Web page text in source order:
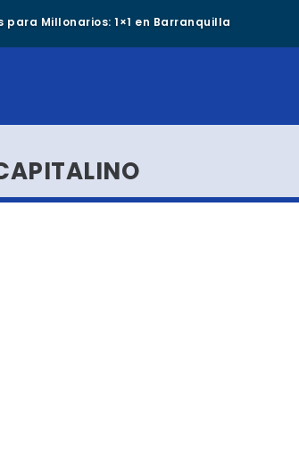
Millonarios: 1×1 en Barranquilla